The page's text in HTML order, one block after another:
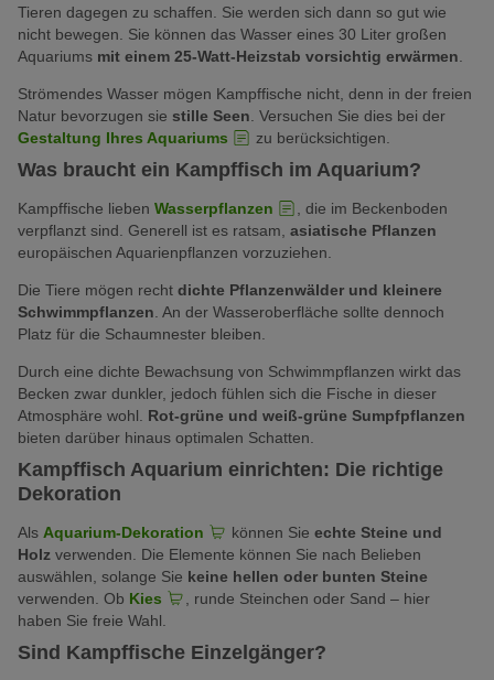
Tieren dagegen zu schaffen. Sie werden sich dann so gut wie
nicht bewegen. Sie können das Wasser eines 30 Liter großen
Aquariums mit einem 25-Watt-Heizstab vorsichtig erwärmen
Strömendes Wasser mögen Kampffische nicht, denn in der freien
Natur bevorzugen sie stille Seen . Versuchen Sie dies bei der
Gestaltung Ihres Aquariums
zu berücksichtigen.
Was braucht ein Kampffisch im Aquarium?
Kampffische lieben Wasserpflanzen
, die im Beckenboden
verpflanzt sind. Generell ist es ratsam, asiatische Pflanzen
europäischen Aquarienpflanzen vorzuziehen.
Die Tiere mögen recht dichte Pflanzenwälder und kleinere
Schwimmpflanzen . An der Wasseroberfläche sollte dennoch
Platz für die Schaumnester bleiben.
Durch eine dichte Bewachsung von Schwimmpflanzen wirkt das
Becken zwar dunkler, jedoch fühlen sich die Fische in dieser
Atmosphäre wohl. Rot-grüne und weiß-grüne Sumpfpflanzen
bieten darüber hinaus optimalen Schatten.
Kampffisch Aquarium einrichten: Die richtige
Dekoration
Als Aquarium-Dekoration können Sie echte Steine und
Holz verwenden. Die Elemente können Sie nach Belieben
auswählen, solange Sie keine hellen oder bunten Steine
verwenden. Ob Kies
, runde Steinchen oder Sand – hier
haben Sie freie Wahl.
Sind Kampffische Einzelgänger?